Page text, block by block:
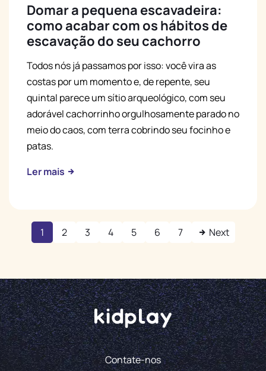
Domar a pequena escavadeira:
como acabar com os hábitos de
escavação do seu cachorro
Todos nós já passamos por isso: você vira as
costas por um momento e, de repente, seu
quintal parece um sítio arqueológico, com seu
adorável cachorrinho orgulhosamente parado no
meio do caos, com terra cobrindo seu focinho e
patas.
Ler mais
1 2 3 4 5 6 7 Next
Contate-nos